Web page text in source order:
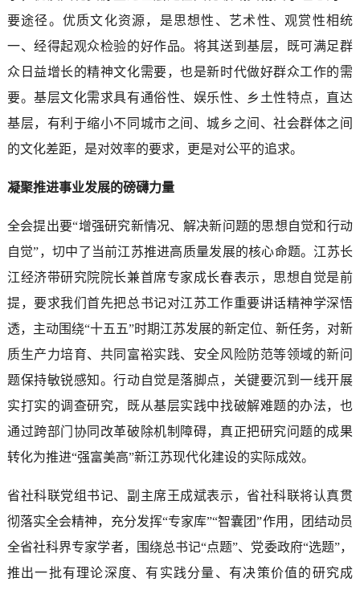
要途径。优质文化资源，是思想性、艺术性、观赏性相统
一、经得起观众检验的好作品。将其送到基层，既可满足群
众日益增长的精神文化需要，也是新时代做好群众工作的需
要。基层文化需求具有通俗性、娱乐性、乡土性特点，直达
基层，有利于缩小不同城市之间、城乡之间、社会群体之间
的文化差距，是对效率的要求，更是对公平的追求。
凝聚推进事业发展的磅礴力量
全会提出要“增强研究新情况、解决新问题的思想自觉和行动
自觉”，切中了当前江苏推进高质量发展的核心命题。江苏长
江经济带研究院院长兼首席专家成长春表示，思想自觉是前
提，要求我们首先把总书记对江苏工作重要讲话精神学深悟
透，主动围绕“十五五”时期江苏发展的新定位、新任务，对新
质生产力培育、共同富裕实践、安全风险防范等领域的新问
题保持敏锐感知。行动自觉是落脚点，关键要沉到一线开展
实打实的调查研究，既从基层实践中找破解难题的办法，也
通过跨部门协同改革破除机制障碍，真正把研究问题的成果
转化为推进“强富美高”新江苏现代化建设的实际成效。
省社科联党组书记、副主席王成斌表示，省社科联将认真贯
彻落实全会精神，充分发挥“专家库”“智囊团”作用，团结动员
全省社科界专家学者，围绕总书记“点题”、党委政府“选题”，
推出一批有理论深度、有实践分量、有决策价值的研究成